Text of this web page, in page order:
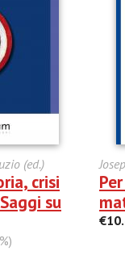
(ed.)
crisi
su